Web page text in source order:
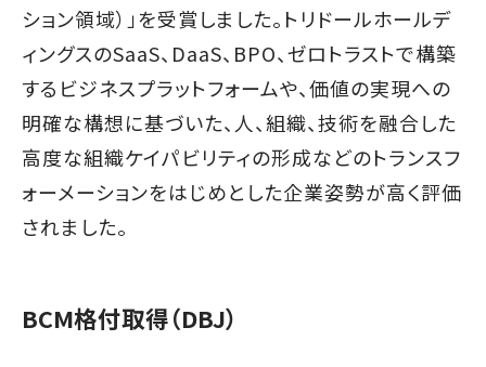
ション領域）」を受賞しました。トリドールホールデ
ィングスのSaaS、DaaS、BPO、ゼロトラストで構築
するビジネスプラットフォームや、価値の実現への
明確な構想に基づいた、人、組織、技術を融合した
高度な組織ケイパビリティの形成などのトランスフ
ォーメーションをはじめとした企業姿勢が高く評価
されました。
BCM格付取得（DBJ）